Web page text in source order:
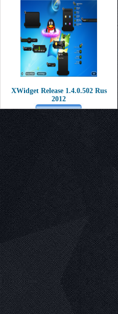
XWidget Release 1.4.0.502 Rus
2012